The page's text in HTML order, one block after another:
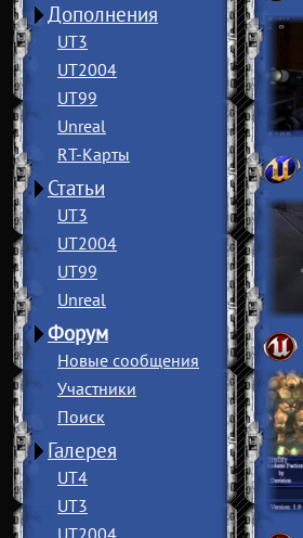
Дополнения
UT3
UT2004
UT99
Unreal
RT-Карты
Статьи
UT3
UT2004
UT99
Unreal
Форум
Новые сообщения
Участники
Поиск
Галерея
UT4
UT3
UT2004